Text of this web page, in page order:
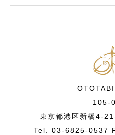
OTOTABI
105-
東京都港区新橋4-
Tel. 03-6825-0537